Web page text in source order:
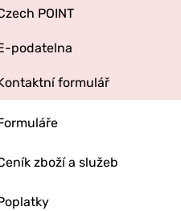
POINT
podatelna
formulář
zboží a služeb